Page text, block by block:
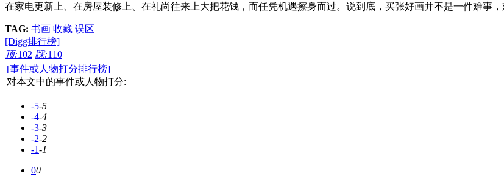
在家电更新上、在房屋装修上、在礼尚往来上大把花钱，而任凭机遇擦身而过。说到底，买张好画并不是一件难事，
TAG: 书画 收藏 误区
[Digg排行榜]
顶:102 踩:110
[事件或人物打分排行榜]
对本文中的事件或人物打分:
-5-5
-4-4
-3-3
-2-2
-1-1
00